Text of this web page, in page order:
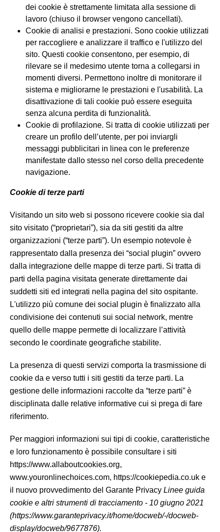
dei cookie è strettamente limitata alla sessione di
lavoro (chiuso il browser vengono cancellati).
Cookie di analisi e prestazioni. Sono cookie utilizzati
per raccogliere e analizzare il traffico e l'utilizzo del
sito. Questi cookie consentono, per esempio, di
rilevare se il medesimo utente torna a collegarsi in
momenti diversi. Permettono inoltre di monitorare il
sistema e migliorarne le prestazioni e l'usabilità. La
disattivazione di tali cookie può essere eseguita
senza alcuna perdita di funzionalità.
Cookie di profilazione. Si tratta di cookie utilizzati per
creare un profilo dell’utente, per poi inviargli
messaggi pubblicitari in linea con le preferenze
manifestate dallo stesso nel corso della precedente
navigazione.
Cookie di terze parti
Visitando un sito web si possono ricevere cookie sia dal
sito visitato (“proprietari”), sia da siti gestiti da altre
organizzazioni (“terze parti”). Un esempio notevole è
rappresentato dalla presenza dei “social plugin” ovvero
dalla integrazione delle mappe di terze parti. Si tratta di
parti della pagina visitata generate direttamente dai
suddetti siti ed integrati nella pagina del sito ospitante.
L'utilizzo più comune dei social plugin è finalizzato alla
condivisione dei contenuti sui social network, mentre
quello delle mappe permette di localizzare l’attività
secondo le coordinate geografiche stabilite.
La presenza di questi servizi comporta la trasmissione di
cookie da e verso tutti i siti gestiti da terze parti. La
gestione delle informazioni raccolte da “terze parti” è
disciplinata dalle relative informative cui si prega di fare
riferimento.
Per maggiori informazioni sui tipi di cookie, caratteristiche
e loro funzionamento è possibile consultare i siti
https://www.allaboutcookies.org,
www.youronlinechoices.com, https://cookiepedia.co.uk e
il nuovo provvedimento del Garante Privacy Linee guida
cookie e altri strumenti di tracciamento - 10 giugno 2021
(https://www.garanteprivacy.it/home/docweb/-/docweb-
display/docweb/9677876).